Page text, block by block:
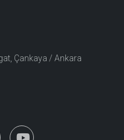
Çankaya / Ankara